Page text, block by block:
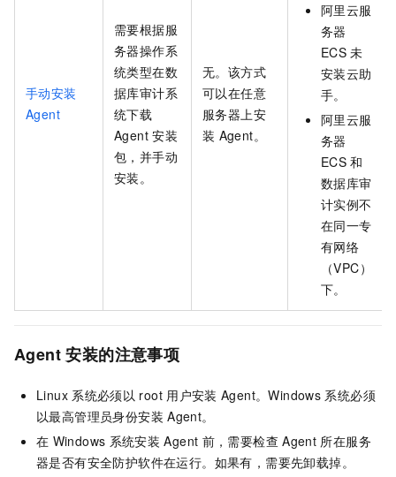
手动安装
Agent
需要根据服
务器操作系
统类型在数
据库审计系
统下载
Agent 安装
包，并手动
安装。
无。该方式
可以在任意
服务器上安
装 Agent。
阿里云服
务器
ECS 未
安装云助
手。
阿里云服
务器
ECS 和
数据库审
计实例不
在同一专
有网络
（VPC）
下。
Agent 安装的注意事项
Linux 系统必须以 root 用户安装 Agent。Windows 系统必须
以最高管理员身份安装 Agent。
在 Windows 系统安装 Agent 前，需要检查 Agent 所在服务
器是否有安全防护软件在运行。如果有，需要先卸载掉。